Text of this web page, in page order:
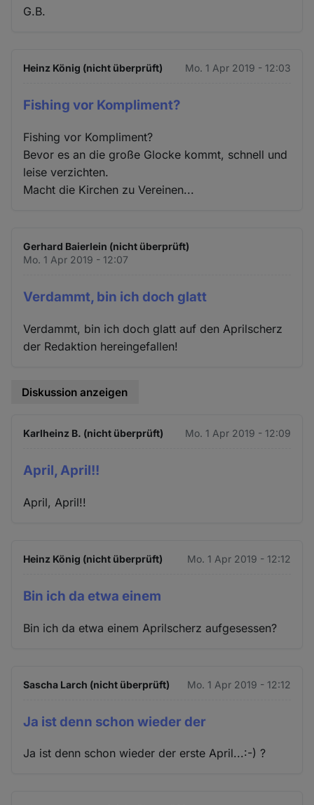
G.B.
Heinz König (nicht überprüft) Mo. 1 Apr 2019 - 12:03
Fishing vor Kompliment?
Fishing vor Kompliment?
Bevor es an die große Glocke kommt, schnell und
leise verzichten.
Macht die Kirchen zu Vereinen...
Gerhard Baierlein (nicht überprüft)
Mo. 1 Apr 2019 - 12:07
Verdammt, bin ich doch glatt
Verdammt, bin ich doch glatt auf den Aprilscherz
der Redaktion hereingefallen!
Diskussion anzeigen
Karlheinz B. (nicht überprüft) Mo. 1 Apr 2019 - 12:09
April, April!!
April, April!!
Heinz König (nicht überprüft) Mo. 1 Apr 2019 - 12:12
Bin ich da etwa einem
Bin ich da etwa einem Aprilscherz aufgesessen?
Sascha Larch (nicht überprüft) Mo. 1 Apr 2019 - 12:12
Ja ist denn schon wieder der
Ja ist denn schon wieder der erste April...:-) ?